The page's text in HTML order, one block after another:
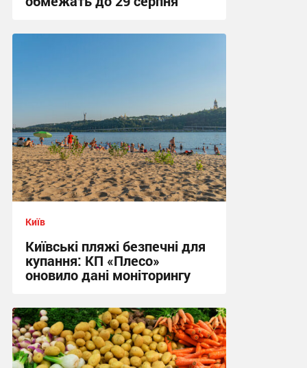
Київ
Київські пляжі безпечні для
купання: КП «Плесо»
оновило дані моніторингу
12:34 сьогодні